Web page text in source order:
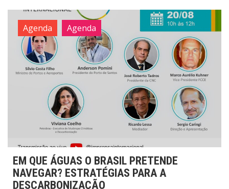
Agenda Agenda
EM QUE ÁGUAS O BRASIL PRETENDE
NAVEGAR? ESTRATÉGIAS PARA A
DESCARBONIZAÇÃO